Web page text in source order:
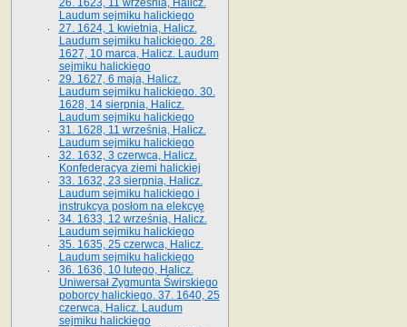
26. 1623, 11 września, Halicz.
Laudum sejmiku halickiego
27. 1624, 1 kwietnia, Halicz.
Laudum sejmiku halickiego. 28.
1627, 10 marca, Halicz. Laudum
sejmiku halickiego
29. 1627, 6 maja, Halicz.
Laudum sejmiku halickiego. 30.
1628, 14 sierpnia, Halicz.
Laudum sejmiku halickiego
31. 1628, 11 września, Halicz.
Laudum sejmiku halickiego
32. 1632, 3 czerwca, Halicz.
Konfederacya ziemi halickiej
33. 1632, 23 sierpnia, Halicz.
Laudum sejmiku halickiego i
instrukcya posłom na elekcyę
34. 1633, 12 września, Halicz.
Laudum sejmiku halickiego
35. 1635, 25 czerwca, Halicz.
Laudum sejmiku halickiego
36. 1636, 10 lutego, Halicz.
Uniwersał Zygmunta Świrskiego
poborcy halickiego. 37. 1640, 25
czerwca, Halicz. Laudum
sejmiku halickiego